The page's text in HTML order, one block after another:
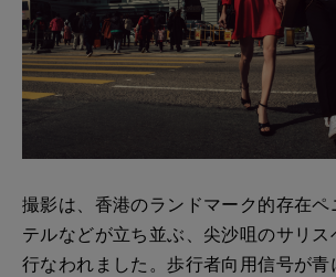
撮影は、香港のランドマーク的存在ペ
テルなどが立ち並ぶ、尖沙咀のサリ
行なわれました。歩行者向用信号が青